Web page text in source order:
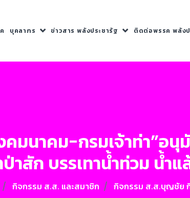
บุคลากร ข่าวสาร พลังประชารัฐ ติดต่อพรรค พลังป
คมนาคม-กรมเจ้าท่า”อ
าสัก บรรเทาน้ำท่วม น้ำแ
กิจกรรม ส.ส. และสมาชิก กิจกรรม ส.ส.บุญชัย